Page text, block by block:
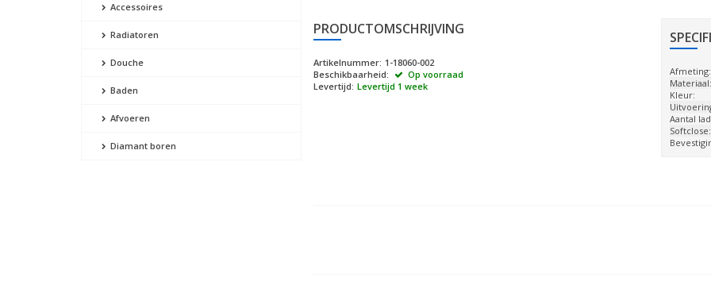
Accessoires
Radiatoren
Douche
Baden
Afvoeren
Diamant boren
PRODUCTOMSCHRIJVING
Artikelnummer: 1-18060-002
Beschikbaarheid:
Op voorraad
Levertijd: Levertijd 1 week
Afmeting:
Materiaal:
Kleur:
Aantal
Softclose: